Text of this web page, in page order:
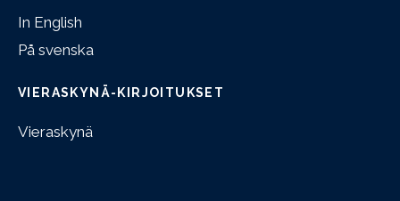
In English
På svenska
VIERASKYNÄ-KIRJOITUKSET
Vieraskynä